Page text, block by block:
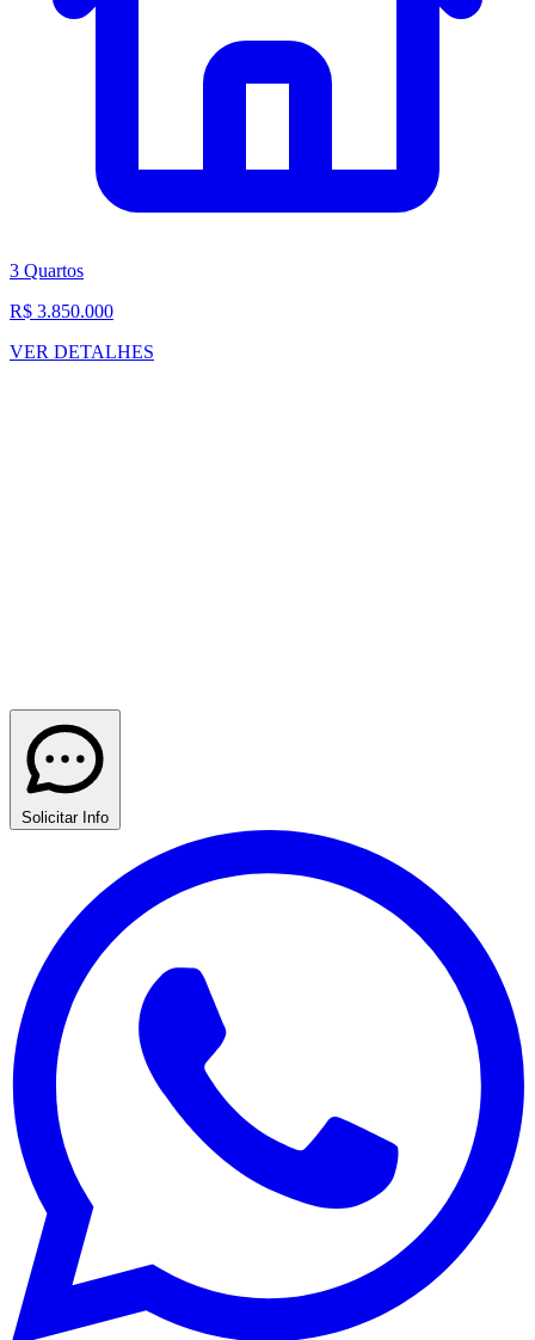
3 Quartos
R$ 3.850.000
VER DETALHES
Solicitar Info